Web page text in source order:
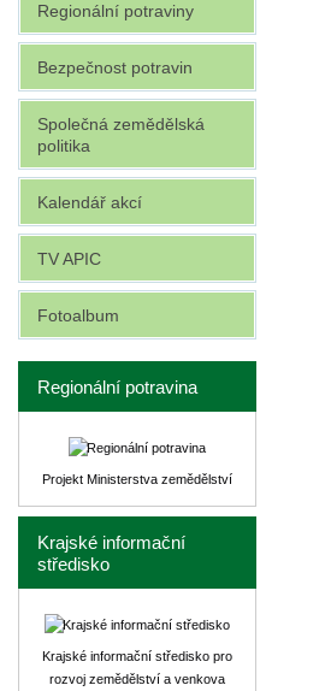
Regionální potraviny
Bezpečnost potravin
Společná zemědělská
politika
Kalendář akcí
TV APIC
Fotoalbum
Regionální potravina
Projekt Ministerstva zemědělství
Krajské informační
středisko
Krajské informační středisko pro
rozvoj zemědělství a venkova